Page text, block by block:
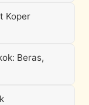
Koper
Beras,